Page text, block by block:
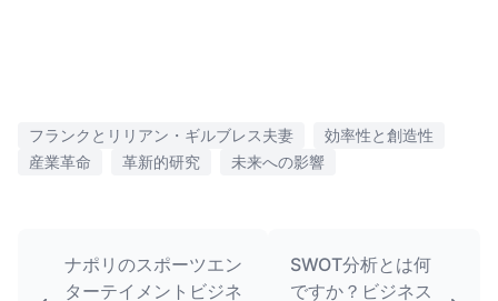
フランクとリリアン・ギルブレス夫妻
効率性と創造性
産業革命
革新的研究 未来への影響
ナポリのスポーツエン
ターテイメントビジネ
SWOT分析とは何
ですか？ビジネス